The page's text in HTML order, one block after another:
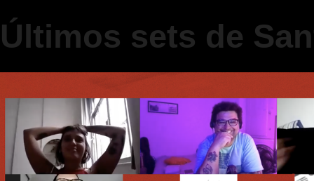
Últimos sets de